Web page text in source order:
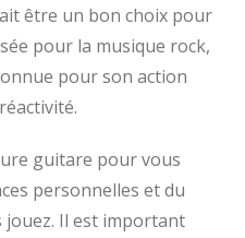
être un bon choix pour
pour la musique rock,
pour son action
guitare pour vous
personnelles et du
jouez. Il est important